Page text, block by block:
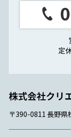
定
〒390-0811 長野